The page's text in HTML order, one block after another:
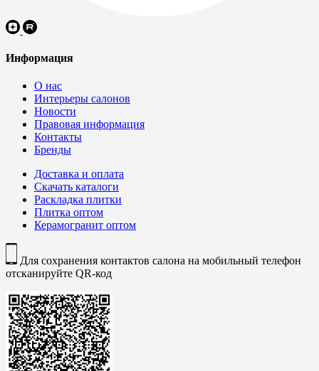
Информация
О нас
Интерьеры салонов
Новости
Правовая информация
Контакты
Бренды
Доставка и оплата
Скачать каталоги
Раскладка плитки
Плитка оптом
Керамогранит оптом
Для сохранения контактов салона на мобильный телефон
отсканируйте QR-код